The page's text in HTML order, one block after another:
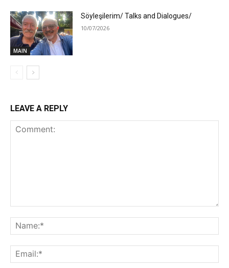
MAIN
Söyleşilerim/ Talks and Dialogues/
10/07/2026
LEAVE A REPLY